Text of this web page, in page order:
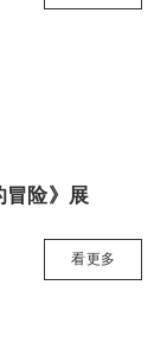
冒险》展
看更多